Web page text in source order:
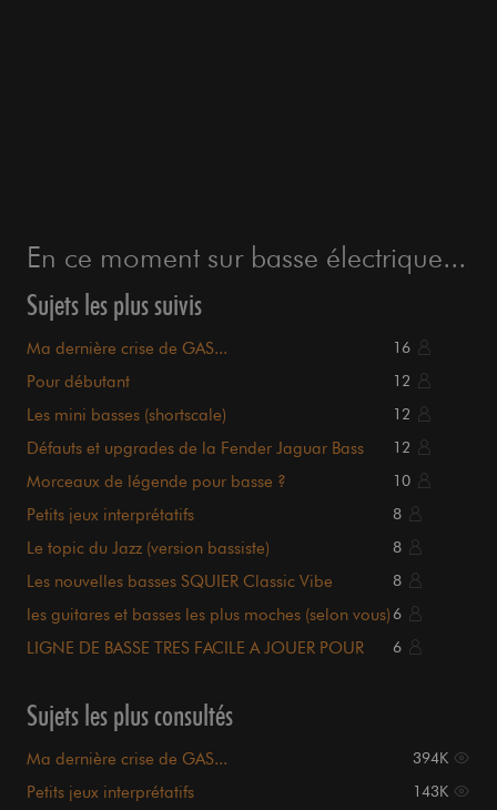
En ce moment sur basse électrique...
Sujets les plus suivis
Ma dernière crise de GAS... 16
Pour débutant 12
Les mini basses (shortscale) 12
Défauts et upgrades de la Fender Jaguar Bass 12
Morceaux de légende pour basse ? 10
Petits jeux interprétatifs 8
Le topic du Jazz (version bassiste) 8
Les nouvelles basses SQUIER Classic Vibe 8
les guitares et basses les plus moches (selon vous) 6
LIGNE DE BASSE TRES FACILE A JOUER POUR
6
Sujets les plus consultés
Ma dernière crise de GAS... 394K
Petits jeux interprétatifs 143K